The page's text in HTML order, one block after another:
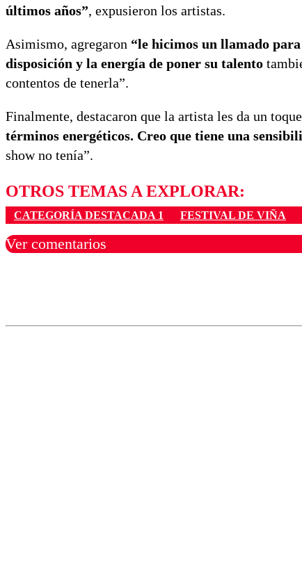
últimos años”, expusieron los artistas.
Asimismo, agregaron “le hicimos un llamado
disposición y la energía de poner su talento
contentos de tenerla”.
Finalmente, destacaron que la artista les da un
términos energéticos. Creo que tiene una
show no tenía”.
OTROS TEMAS A EXPLORAR:
CATEGORÍA DESTACADA 1 FESTIVAL DE VIÑA
Ver comentarios